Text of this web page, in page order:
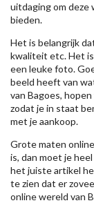
uitdaging om deze
bieden.
Het is belangrijk
kwaliteit etc. Het
een leuke foto.
beeld heeft van
van Bagoes,
zodat je in staat
met je aankoop.
Grote maten
is, dan moet je
het juiste artikel
te zien dat er
online wereld van